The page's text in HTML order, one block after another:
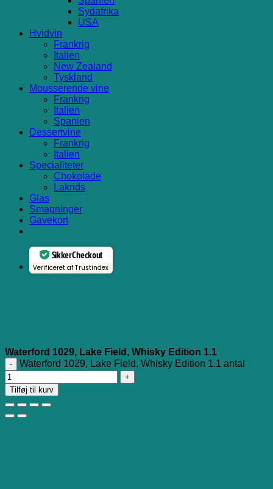
Sydafrika
USA
Hvidvin
Frankrig
Italien
New Zealand
Tyskland
Mousserende vine
Frankrig
Italien
Spanien
Dessertvine
Frankrig
Italien
Specialiteter
Chokolade
Lakrids
Glas
Smagninger
Gavekort
Sikker Checkout
Verificeret af Trustindex
Waterford 1029, Lake Field, Whisky Edition 1.1
Waterford 1029, Lake Field, Whisky Edition 1.1 antal
Tilføj til kurv